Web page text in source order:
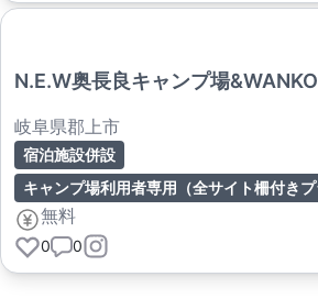
N.E.W奥長良キャンプ場&WANKO
岐阜県郡上市
宿泊施設併設
無料
0 0